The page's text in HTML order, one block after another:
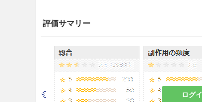
評価サマリー
ログ